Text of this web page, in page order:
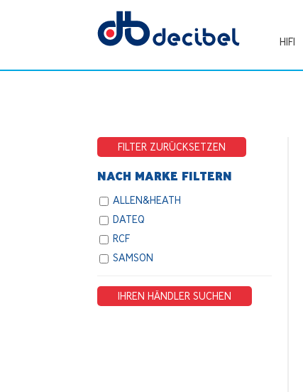
HIFI
FILTER ZURÜCKSETZEN
NACH MARKE FILTERN
ALLEN&HEATH
DATEQ
RCF
SAMSON
IHREN HÄNDLER SUCHEN